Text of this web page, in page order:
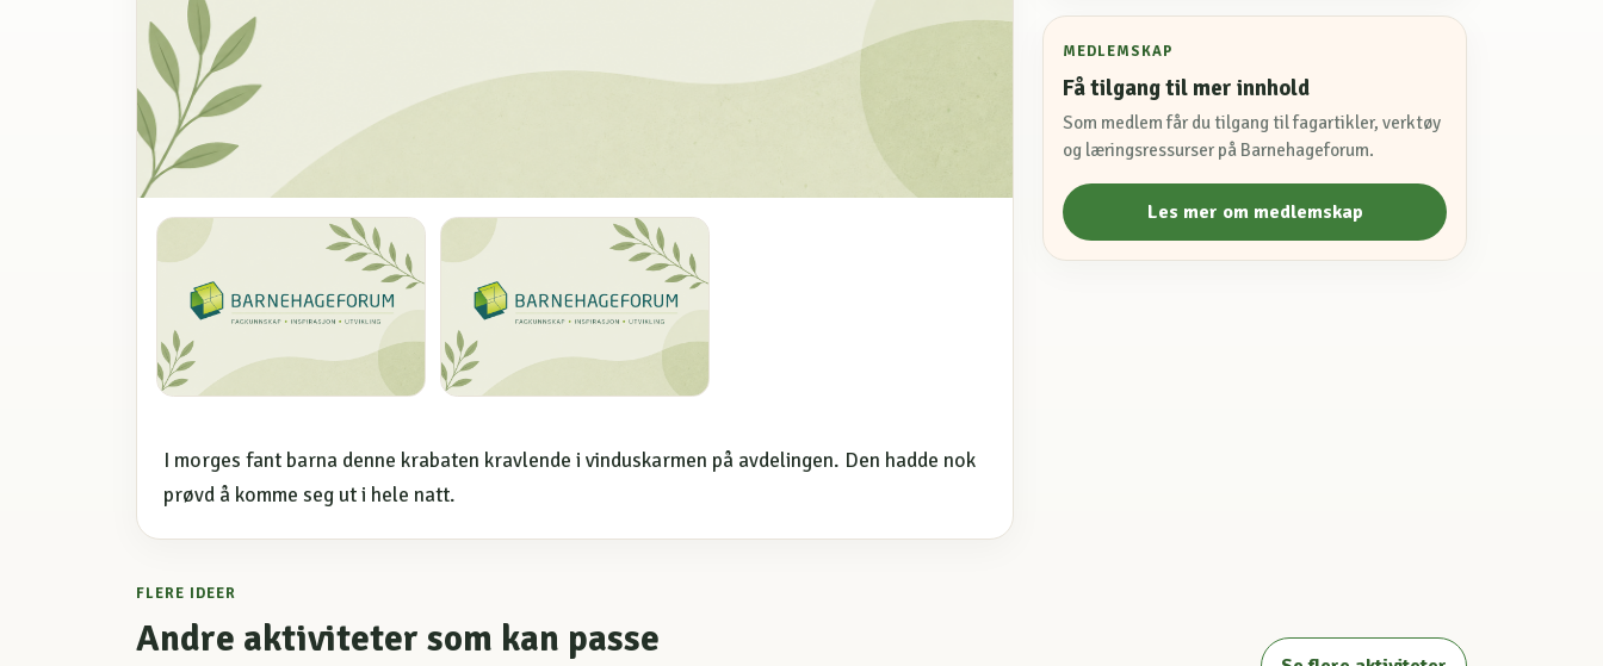
I morges fant barna denne krabaten kravlende i vinduskarmen på avdelingen. Den hadde nok
prøvd å komme seg ut i hele natt.
MEDLEMSKAP
Få tilgang til mer innhold
Som medlem får du tilgang til fagartikler, verktøy
og læringsressurser på Barnehageforum.
Les mer om medlemskap
FLERE IDEER
Andre aktiviteter som kan passe